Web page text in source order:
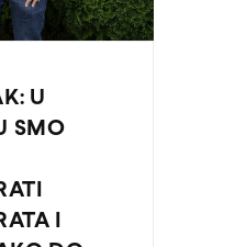
U
SMO
I